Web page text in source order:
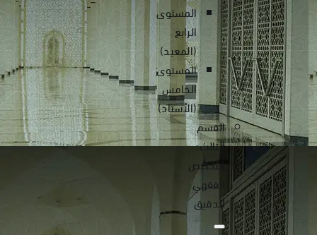
المستوى
الرابع
(المعيد)
المستوى
الخامس
(الأستاذ)
القسم
الثالث:
التخصُّص
الفقهي
الدقيق